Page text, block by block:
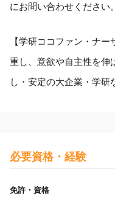
にお問い合わせください
【学研ココファン・ナ
重し、意欲や自主性を伸
し・安定の大企業・学
必要資格・経験
免許・資格